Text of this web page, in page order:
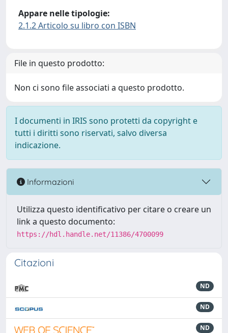
Appare nelle tipologie:
2.1.2 Articolo su libro con ISBN
File in questo prodotto:
Non ci sono file associati a questo prodotto.
I documenti in IRIS sono protetti da copyright e
tutti i diritti sono riservati, salvo diversa
indicazione.
Informazioni
Utilizza questo identificativo per citare o creare un
link a questo documento:
https://hdl.handle.net/11386/4700099
Citazioni
ND
ND
ND